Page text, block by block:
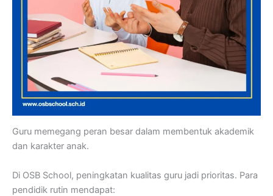
Guru memegang peran besar dalam membentuk akademik
dan karakter anak.
Di OSB School, peningkatan kualitas guru jadi prioritas. Para
pendidik rutin mendapat: